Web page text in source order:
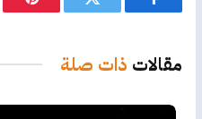
فيسبوك تويتر
مقالات ذات صلة